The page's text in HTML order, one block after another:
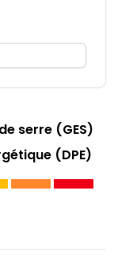
serre (GES)
(DPE)